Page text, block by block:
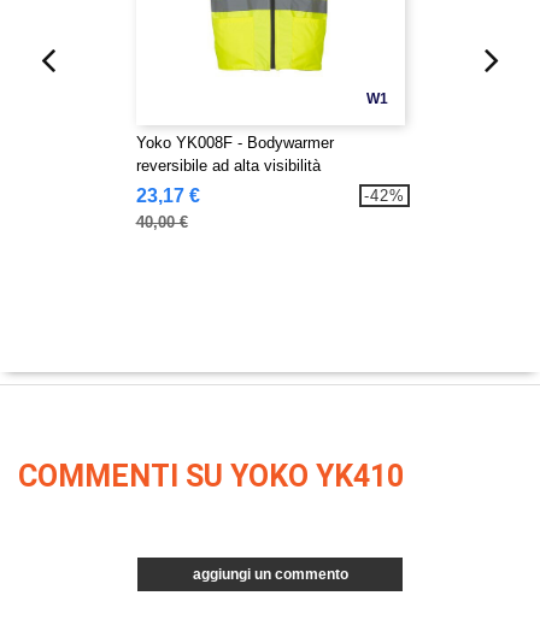
W1
Yoko YK008F - Bodywarmer
reversibile ad alta visibilità
23,17 €
40,00 €
-42%
COMMENTI SU YOKO YK410
aggiungi un commento